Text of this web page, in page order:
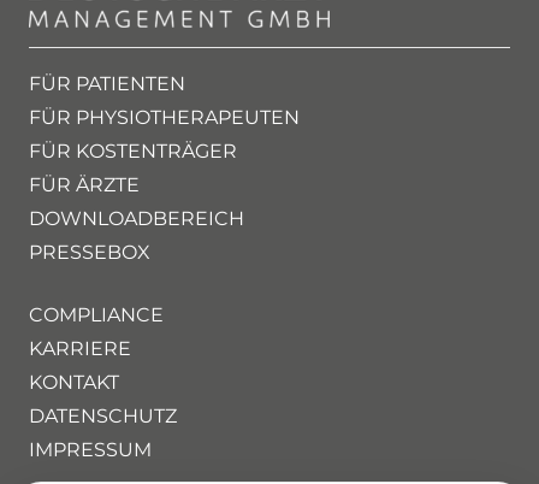
FÜR PATIENTEN
FÜR PHYSIOTHERAPEUTEN
FÜR KOSTENTRÄGER
FÜR ÄRZTE
DOWNLOADBEREICH
PRESSEBOX
COMPLIANCE
KARRIERE
KONTAKT
DATENSCHUTZ
IMPRESSUM